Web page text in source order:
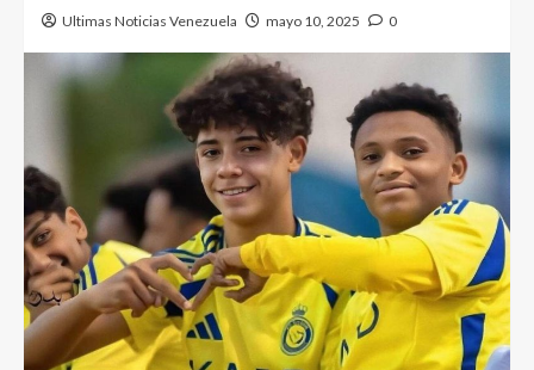
Ultimas Noticias Venezuela mayo 10, 2025 0